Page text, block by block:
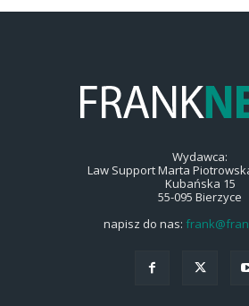
Wydawca:
Law Support Marta
Kubańska 15
55-095 Bierzyce
napisz do nas: